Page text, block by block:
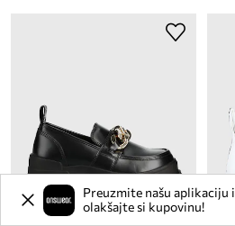
Preuzmite našu aplikaciju i
olakšajte si kupovinu!